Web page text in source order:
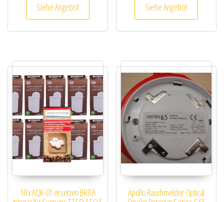
Siehe Angebot Siehe Angebot
10 x AQK-01 ersetzen BRITA Apollo Rauchmelder Optical